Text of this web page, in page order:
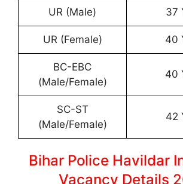
UR (Male) 37
UR (Female) 40
BC-EBC
(Male/Female)
40
SC-ST
(Male/Female)
42
Bihar Police Havildar
Vacancy Details